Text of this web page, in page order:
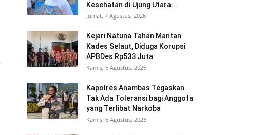
Kesehatan di Ujung Utara...
Jumat, 7 Agustus, 2026
Kejari Natuna Tahan Mantan
Kades Selaut, Diduga Korupsi
APBDes Rp533 Juta
Kamis, 6 Agustus, 2026
Kapolres Anambas Tegaskan
Tak Ada Toleransi bagi Anggota
yang Terlibat Narkoba
Kamis, 6 Agustus, 2026